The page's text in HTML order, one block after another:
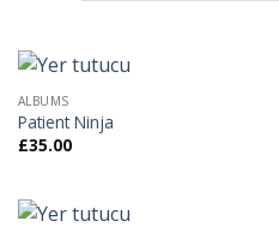
ALBUMS
Patient Ninja
£35.00